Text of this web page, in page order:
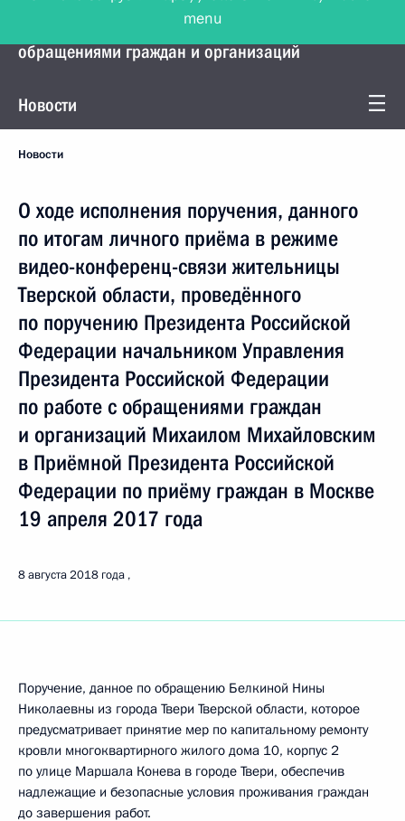
Управление Президента по работе с
обращениями граждан и организаций
Новости
Новости
О ходе исполнения поручения, данного
по итогам личного приёма в режиме
видео-конференц-связи жительницы
Тверской области, проведённого
по поручению Президента Российской
Федерации начальником Управления
Президента Российской Федерации
по работе с обращениями граждан
и организаций Михаилом Михайловским
в Приёмной Президента Российской
Федерации по приёму граждан в Москве
19 апреля 2017 года
8 августа 2018 года
Поручение, данное по обращению Белкиной Нины
Николаевны из города Твери Тверской области, которое
предусматривает принятие мер по капитальному ремонту
кровли многоквартирного жилого дома 10, корпус 2
по улице Маршала Конева в городе Твери, обеспечив
надлежащие и безопасные условия проживания граждан
до завершения работ.
menu